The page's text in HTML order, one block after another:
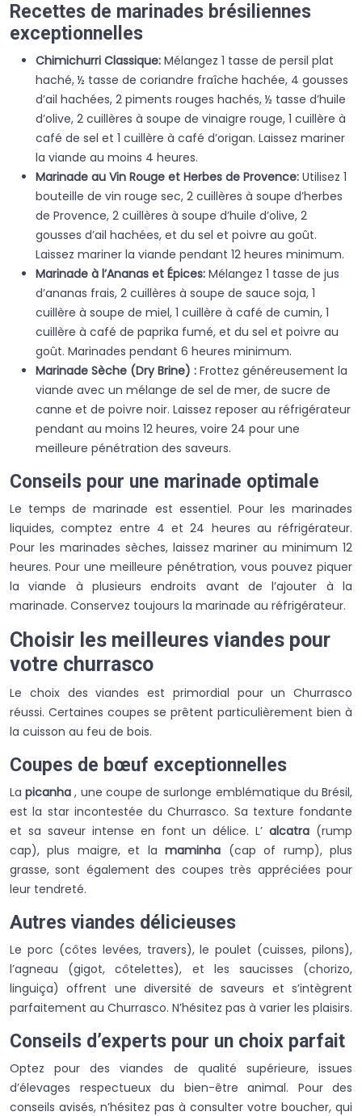
Recettes de marinades brésiliennes
exceptionnelles
Chimichurri Classique: Mélangez 1 tasse de persil plat
haché, ½ tasse de coriandre fraîche hachée, 4 gousses
d’ail hachées, 2 piments rouges hachés, ½ tasse d’huile
d’olive, 2 cuillères à soupe de vinaigre rouge, 1 cuillère à
café de sel et 1 cuillère à café d’origan. Laissez mariner
la viande au moins 4 heures.
Marinade au Vin Rouge et Herbes de Provence: Utilisez 1
bouteille de vin rouge sec, 2 cuillères à soupe d’herbes
de Provence, 2 cuillères à soupe d’huile d’olive, 2
gousses d’ail hachées, et du sel et poivre au goût.
Laissez mariner la viande pendant 12 heures minimum.
Marinade à l’Ananas et Épices: Mélangez 1 tasse de jus
d’ananas frais, 2 cuillères à soupe de sauce soja, 1
cuillère à soupe de miel, 1 cuillère à café de cumin, 1
cuillère à café de paprika fumé, et du sel et poivre au
goût. Marinades pendant 6 heures minimum.
Marinade Sèche (Dry Brine) : Frottez généreusement la
viande avec un mélange de sel de mer, de sucre de
canne et de poivre noir. Laissez reposer au réfrigérateur
pendant au moins 12 heures, voire 24 pour une
meilleure pénétration des saveurs.
Conseils pour une marinade optimale
Le temps de marinade est essentiel. Pour les marinades
liquides, comptez entre 4 et 24 heures au réfrigérateur.
Pour les marinades sèches, laissez mariner au minimum 12
heures. Pour une meilleure pénétration, vous pouvez piquer
la viande à plusieurs endroits avant de l’ajouter à la
marinade. Conservez toujours la marinade au réfrigérateur.
Choisir les meilleures viandes pour
votre churrasco
Le choix des viandes est primordial pour un Churrasco
réussi. Certaines coupes se prêtent particulièrement bien à
la cuisson au feu de bois.
Coupes de bœuf exceptionnelles
Lapicanha, une coupe de surlonge emblématique du Brésil,
est la star incontestée du Churrasco. Sa texture fondante
et sa saveur intense en font un délice. L’alcatra (rump
cap), plus maigre, et lamaminha (cap of rump), plus
grasse, sont également des coupes très appréciées pour
leur tendreté.
Autres viandes délicieuses
Le porc (côtes levées, travers), le poulet (cuisses, pilons),
l’agneau (gigot, côtelettes), et les saucisses (chorizo,
linguiça) offrent une diversité de saveurs et s’intègrent
parfaitement au Churrasco. N’hésitez pas à varier les plaisirs.
Conseils d’experts pour un choix parfait
Optez pour des viandes de qualité supérieure, issues
d’élevages respectueux du bien-être animal. Pour des
conseils avisés, n’hésitez pas à consulter votre boucher, qui